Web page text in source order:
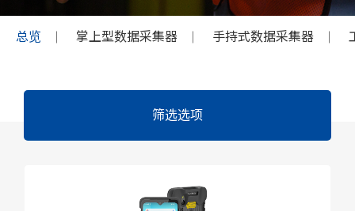
总览 掌上型数据采集器 手持式数据采集器
筛选选项